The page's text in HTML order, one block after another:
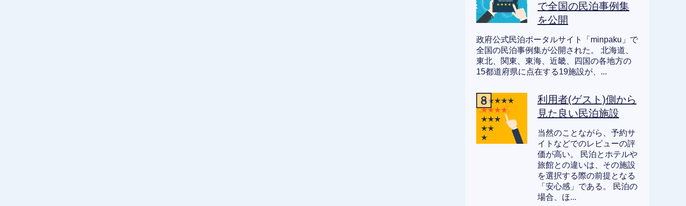
で全国の民泊事例集
を公開
政府公式民泊ポータルサイト「minpaku」で
全国の民泊事例集が公開された。 北海道、
東北、関東、東海、近畿、四国の各地方の
15都道府県に点在する19施設が、...
利用者(ゲスト)側から
見た良い民泊施設
当然のことながら、予約サ
イトなどでのレビューの評
価が高い。 民泊とホテルや
旅館との違いは、その施設
を選択する際の前提となる
「安心感」である。 民泊の
場合、ほ...